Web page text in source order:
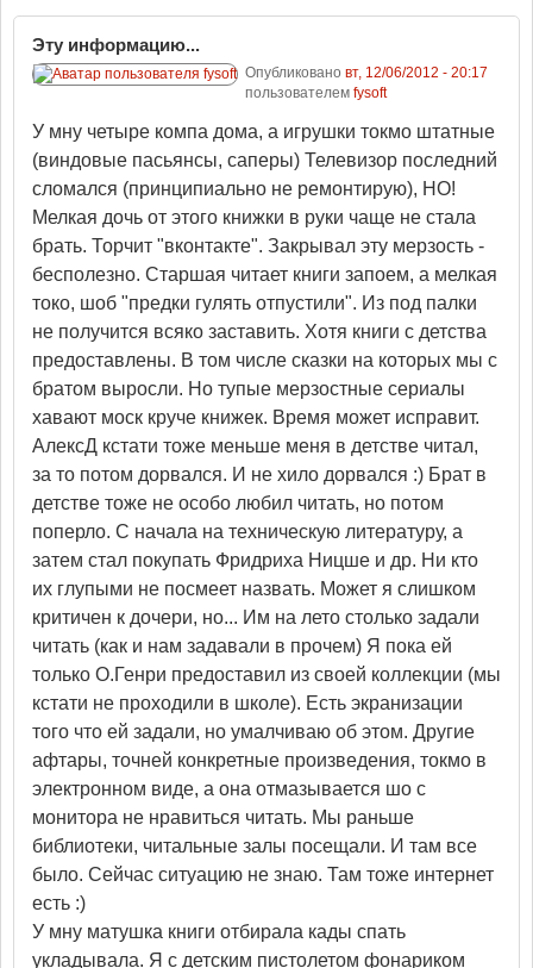
Эту информацию...
Опубликовано вт, 12/06/2012 - 20:17
пользователем fysoft
У мну четыре компа дома, а игрушки токмо штатные
(виндовые пасьянсы, саперы) Телевизор последний
сломался (принципиально не ремонтирую), НО!
Мелкая дочь от этого книжки в руки чаще не стала
брать. Торчит "вконтакте". Закрывал эту мерзость -
бесполезно. Старшая читает книги запоем, а мелкая
токо, шоб "предки гулять отпустили". Из под палки
не получится всяко заставить. Хотя книги с детства
предоставлены. В том числе сказки на которых мы с
братом выросли. Но тупые мерзостные сериалы
хавают моск круче книжек. Время может исправит.
АлексД кстати тоже меньше меня в детстве читал,
за то потом дорвался. И не хило дорвался :) Брат в
детстве тоже не особо любил читать, но потом
поперло. С начала на техническую литературу, а
затем стал покупать Фридриха Ницше и др. Ни кто
их глупыми не посмеет назвать. Может я слишком
критичен к дочери, но... Им на лето столько задали
читать (как и нам задавали в прочем) Я пока ей
только О.Генри предоставил из своей коллекции (мы
кстати не проходили в школе). Есть экранизации
того что ей задали, но умалчиваю об этом. Другие
афтары, точней конкретные произведения, токмо в
электронном виде, а она отмазывается шо с
монитора не нравиться читать. Мы раньше
библиотеки, читальные залы посещали. И там все
было. Сейчас ситуацию не знаю. Там тоже интернет
есть :)
У мну матушка книги отбирала кады спать
укладывала. Я с детским пистолетом фонариком